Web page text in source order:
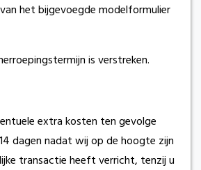
het bijgevoegde modelformulier
is verstreken.
extra kosten ten gevolge
dagen nadat wij op de hoogte zijn
transactie heeft verricht, tenzij u